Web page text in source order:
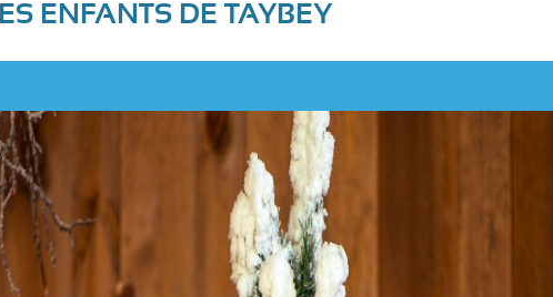
ENFANTS DE TAYBEY